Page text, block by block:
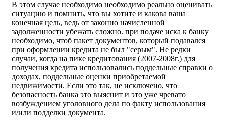
В этом случае необходимо необходимо реально оценивать
ситуацию и помнить, что вы хотите и какова ваша
конечная цель, ведь от законно начисленной
задолженности убежать сложно. при подаче иска к банку
необходимо, чтоб пакет документов, который подавался
при оформлении кредита не был "серым". Не редки
случаи, когда на пике кредитования (2007-2008г.) для
получения кредита использовались поддельные справки о
доходах, поддельные оценки приобретаемой
недвижимости. Если это так, не исключено, что
безопасность банка это выяснит и это уже чревато
возбуждением уголовного дела по факту использования
и/или подделки документа.